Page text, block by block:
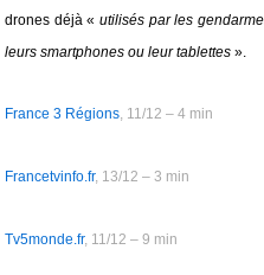
drones déjà «utilisés par les
leurs smartphones ou leur tablettes».
France 3 Régions, 11/12 – 4 min
Francetvinfo.fr, 13/12 – 3 min
Tv5monde.fr, 11/12 – 9 min